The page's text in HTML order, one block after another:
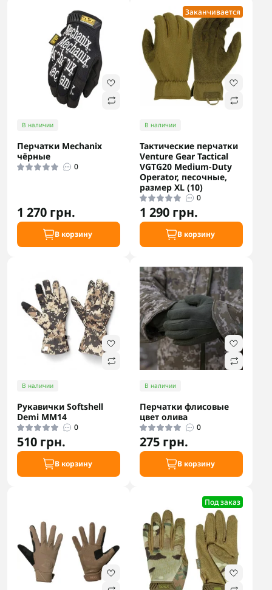
В наличии
Перчатки Mechanix
чёрные
0
1 270 грн.
В корзину
Заканчивается
В наличии
Тактические перчатки
Venture Gear Tactical
VGTG20 Medium-Duty
Operator, песочные,
размер XL (10)
0
1 290 грн.
В корзину
В наличии
Рукавички Softshell
Demi MM14
0
510 грн.
В корзину
В наличии
Перчатки флисовые
цвет олива
0
275 грн.
В корзину
Под заказ